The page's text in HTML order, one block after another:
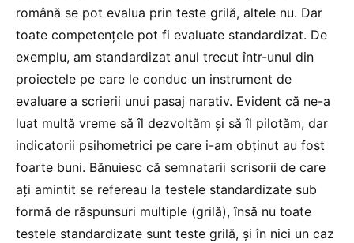
română se pot evalua prin teste grilă, altele nu. Dar
toate competențele pot fi evaluate standardizat. De
exemplu, am standardizat anul trecut într-unul din
proiectele pe care le conduc un instrument de
evaluare a scrierii unui pasaj narativ. Evident că ne-a
luat multă vreme să îl dezvoltăm și să îl pilotăm, dar
indicatorii psihometrici pe care i-am obținut au fost
foarte buni. Bănuiesc că semnatarii scrisorii de care
ați amintit se refereau la testele standardizate sub
formă de răspunsuri multiple (grilă), însă nu toate
testele standardizate sunt teste grilă, și în nici un caz